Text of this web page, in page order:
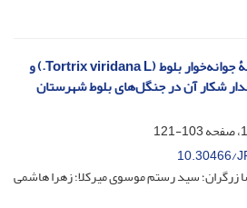
بررسی تغییرات جمعیتی پروانۀ جوانه‌خوار بلوط (‏Tortrix viridana L.) و
شکار آن در جنگل‌های بلوط ‏شهرستان
103-121
10.30466/
سید رستم موسوی میرکلا؛ زهرا هاشمی